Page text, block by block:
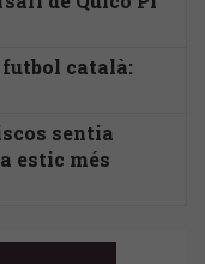
català:
sentia
estic més